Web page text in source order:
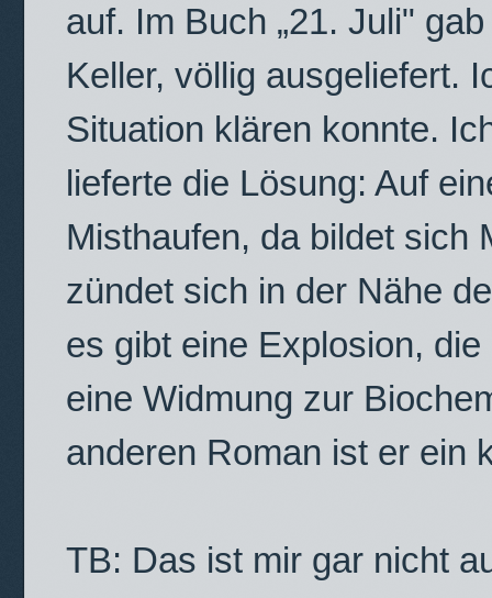
auf. Im Buch „21. Juli"
Keller, völlig ausgeliefert.
Situation klären konnte.
lieferte die Lösung: Auf
Misthaufen, da bildet sich
zündet sich in der Nähe
es gibt eine Explosion,
eine Widmung zur
anderen Roman ist er ein
TB: Das ist mir gar nicht